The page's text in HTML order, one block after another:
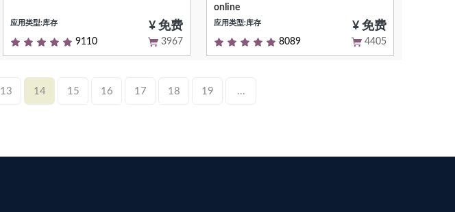
应用类型:库存 ¥ 免费
9110 3967
.BMP) Video files (WebM, .MPEG4,
.3GPP, .MOV, .AVI, .MPEGPS, .WMV,
.FLV) Text files (.TXT) Markup/Code
online
应用类型:库存 ¥ 免费
8089 4405
13 14 15 16 17 18 19 ...